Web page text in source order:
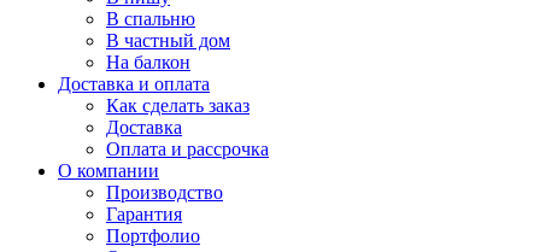
В спальню
В частный дом
На балкон
Доставка и оплата
Как сделать заказ
Доставка
Оплата и рассрочка
О компании
Производство
Гарантия
Портфолио